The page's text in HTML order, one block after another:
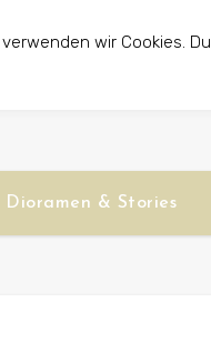
Dioramen & Stories
wir Cookies.